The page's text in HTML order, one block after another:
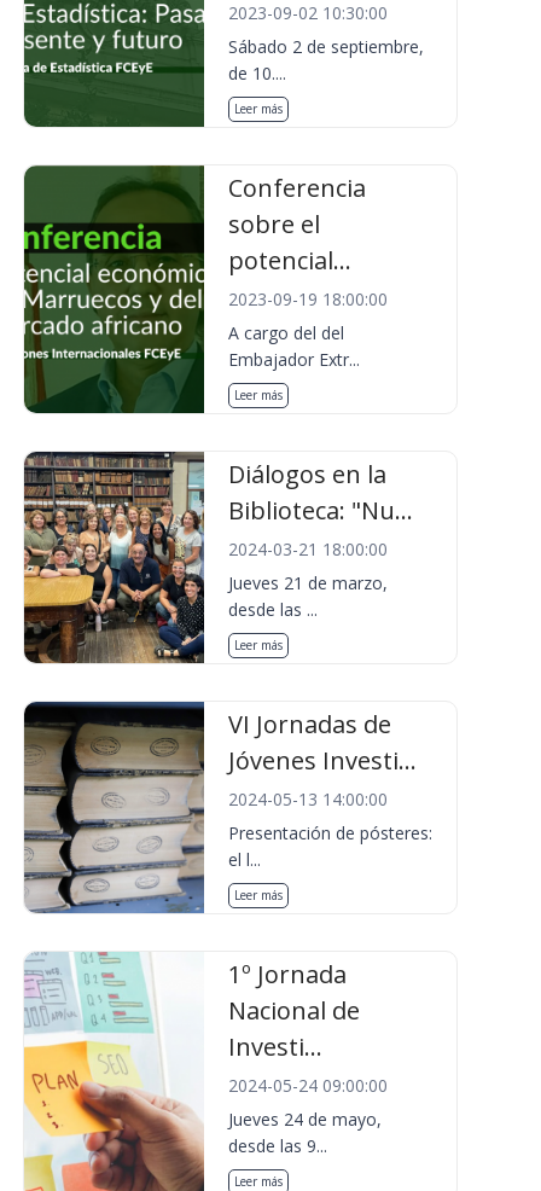
2023-09-02 10:30:00
Sábado 2 de septiembre,
de 10....
Leer más
Conferencia
sobre el
potencial...
2023-09-19 18:00:00
A cargo del del
Embajador Extr...
Leer más
Diálogos en la
Biblioteca: "Nu...
2024-03-21 18:00:00
Jueves 21 de marzo,
desde las ...
Leer más
VI Jornadas de
Jóvenes Investi...
2024-05-13 14:00:00
Presentación de pósteres:
el l...
Leer más
1º Jornada
Nacional de
Investi...
2024-05-24 09:00:00
Jueves 24 de mayo,
desde las 9...
Leer más